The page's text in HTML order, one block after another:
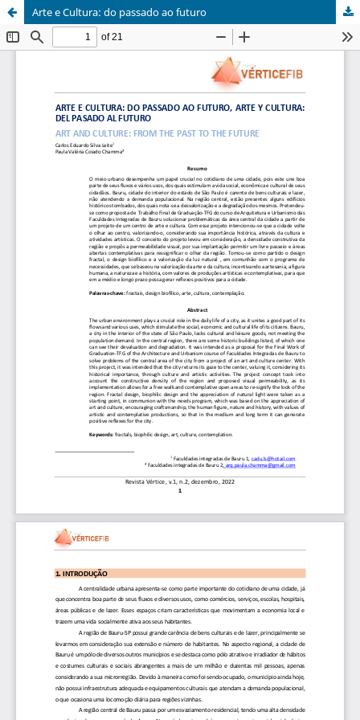
Arte e Cultura: do passado ao futuro